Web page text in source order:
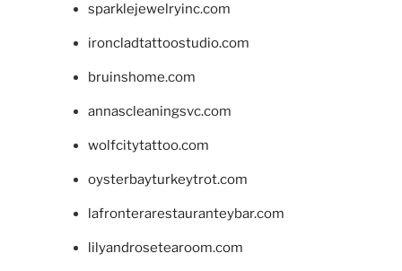
sparklejewelryinc.com
ironcladtattoostudio.com
bruinshome.com
annascleaningsvc.com
wolfcitytattoo.com
oysterbayturkeytrot.com
lafronterarestauranteybar.com
lilyandrosetearoom.com